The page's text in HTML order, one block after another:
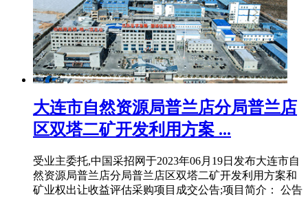
大连市自然资源局普兰店分局普兰店
区双塔二矿开发利用方案 ...
受业主委托,中国采招网于2023年06月19日发布大连市自
然资源局普兰店分局普兰店区双塔二矿开发利用方案和
矿业权出让收益评估采购项目成交公告;项目简介： 公告